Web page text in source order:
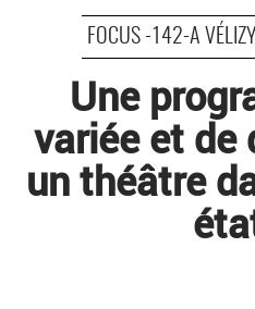
FOCUS -142-A
Une
variée et de
un théâtre